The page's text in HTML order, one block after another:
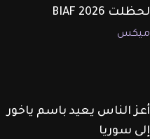
لحظلت BIAF 2026
ميكس
أعز الناس يعيد باسم ياخور
إلى سوريا